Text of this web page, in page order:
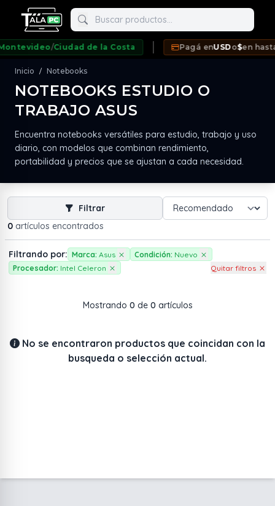
Buscar productos
/Ciudad de la Costa Pagá en USDo$en hasta
Inicio / Notebooks
NOTEBOOKS ESTUDIO O
TRABAJO ASUS
Encuentra notebooks versátiles para estudio, trabajo y uso
diario, con modelos que combinan rendimiento,
portabilidad y precios que se ajustan a cada necesidad.
0 artículos encontrados
Filtrar
Filtrando por: Marca: Asus Condición: Nuevo
Procesador: Intel Celeron Quitar filtros
Mostrando 0 de 0 artículos
No se encontraron productos que coincidan con la
busqueda o selección actual.